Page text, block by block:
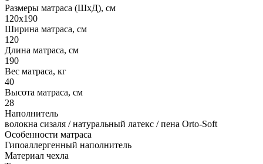
Размеры матраса (ШхД), см
120х190
Ширина матраса, см
120
Длина матраса, см
190
Вес матраса, кг
40
Высота матраса, см
28
Наполнитель
волокна сизаля / натуральный латекс / пена Orto-Soft
Особенности матраса
Гипоаллергенный наполнитель
Материал чехла